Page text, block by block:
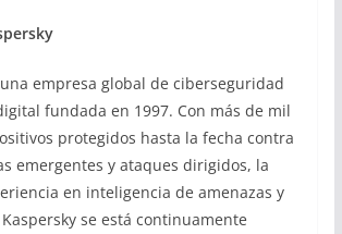
empresa global de ciberseguridad
fundada en 1997. Con más de mil
protegidos hasta la fecha contra
emergentes y ataques dirigidos, la
en inteligencia de amenazas y
se está continuamente